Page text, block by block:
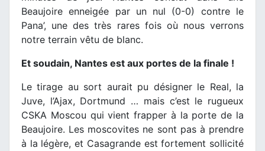
Beaujoire enneigée par un nul (0-0) contre le
Pana’, une des très rares fois où nous verrons
notre terrain vêtu de blanc.
Et soudain, Nantes est aux portes de la finale !
Le tirage au sort aurait pu désigner le Real, la
Juve, l’Ajax, Dortmund … mais c’est le rugueux
CSKA Moscou qui vient frapper à la porte de la
Beaujoire. Les moscovites ne sont pas à prendre
à la légère, et Casagrande est fortement sollicité